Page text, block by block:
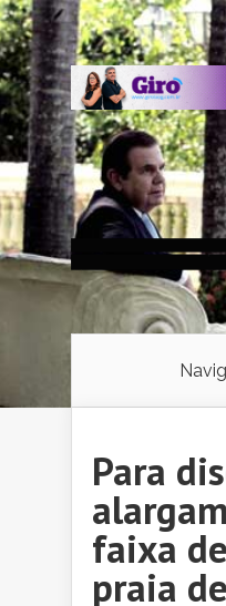
Para
faixa
praia